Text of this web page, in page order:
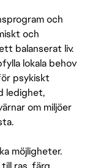
och
och
balanserat liv.
lokala behov
psykiskt
ledighet,
om miljöer
möjligheter.